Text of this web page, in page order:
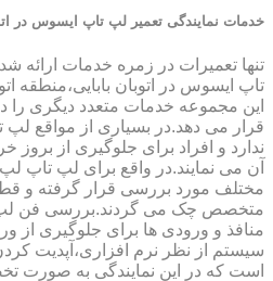
خدمات نمایندگی تعمیر لپ تاپ ایسوس در
تنها تعمیرات در زمره خدمات ارائه
تاپ ایسوس در اتوبان بابایی،منطقه
این مجموعه خدمات متعدد دیگری را
قرار می دهد.در بسیاری از مواقع لپ
ندارد و افراد برای جلوگیری از
آن می نمایند.در واقع برای لپ تاپ
مختلف مورد بررسی قرار گرفته و
متخصص چک می گردند.بررسی فن لپ
منافذ و ورودی ها برای جلوگیری از
سیستم از نظر نرم افزاری،آپدیت
است که در این نمایندگی به